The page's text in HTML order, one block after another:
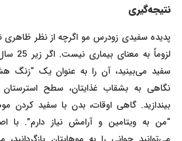
نتیجه‌گیری
پدیده سفیدی زودرس مو اگرچه از نظر ظاهری
لزوماً به معنای
سفید می‌بینید، آن را به عنوان یک “زنگ
نگاهی به بشقاب غذایتان، سطح استرستان
بیندازید. گاهی اوقات، بدن با سفید کردن موها
“من به ویتامین و آرامش نیاز دارم”. با